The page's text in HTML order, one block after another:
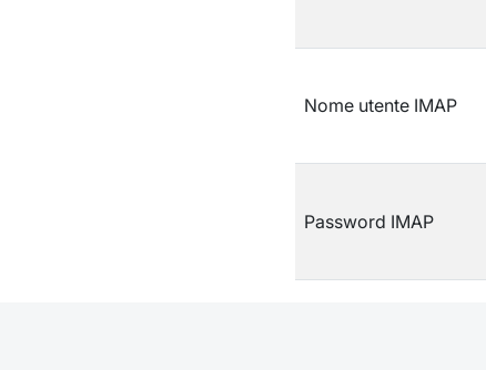
Nome utente IMAP
Password IMAP